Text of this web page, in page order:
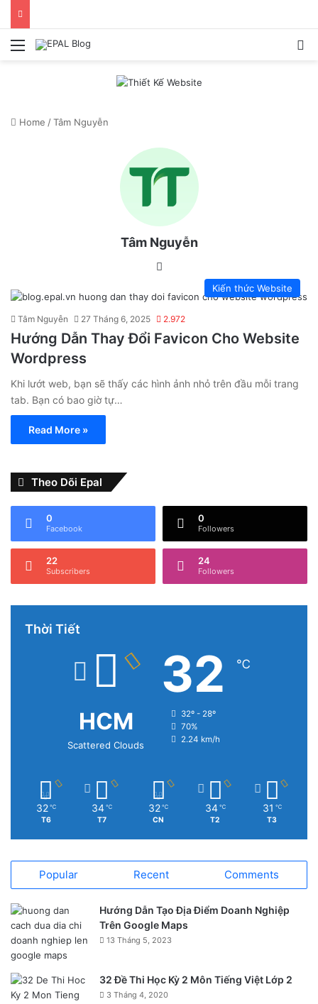
Menu
Home /Tâm Nguyễn
Tâm Nguyễn
te
Kiến thức Website
Tâm Nguyễn 27 Tháng 6, 2025 2.972
Hướng Dẫn Thay Đổi Favicon Cho Website
Wordpress
Khi lướt web, bạn sẽ thấy các hình ảnh nhỏ trên đầu mỗi trang
tab. Bạn có bao giờ tự…
Read More »
Theo Dõi Epal
0
Facebook
0
Followers
22
Subscribers
24
Followers
Thời Tiết
HCM
Scattered Clouds
32 ℃
32º - 28º
70%
2.24 km/h
32 ℃
T6
34 ℃
T7
32 ℃
CN
34 ℃
T2
31 ℃
T3
Popular Recent Comments
Hướng Dẫn Tạo Địa Điểm Doanh Nghiệp
Trên Google Maps
13 Tháng 5, 2023
32 Đề Thi Học Kỳ 2 Môn Tiếng Việt Lớp 2
3 Tháng 4, 2020